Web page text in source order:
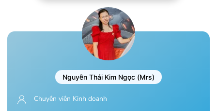
Nguyễn Thái Kim Ngọc (Mrs)
Chuyên viên Kinh doanh